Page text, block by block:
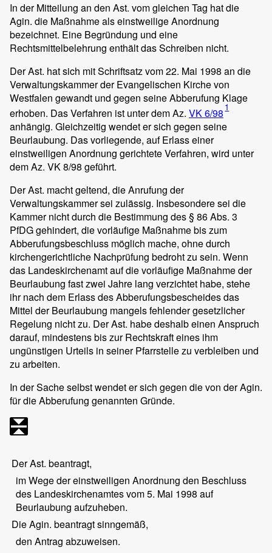
In der Mitteilung an den Ast. vom gleichen Tag hat die
Agin. die Maßnahme als einstweilige Anordnung
bezeichnet. Eine Begründung und eine
Rechtsmittelbelehrung enthält das Schreiben nicht.
Der Ast. hat sich mit Schriftsatz vom 22. Mai 1998 an die
Verwaltungskammer der Evangelischen Kirche von
Westfalen gewandt und gegen seine Abberufung Klage
erhoben. Das Verfahren ist unter dem Az. VK 6/98 1
anhängig. Gleichzeitig wendet er sich gegen seine
Beurlaubung. Das vorliegende, auf Erlass einer
einstweiligen Anordnung gerichtete Verfahren, wird unter
dem Az. VK 8/98 geführt.
Der Ast. macht geltend, die Anrufung der
Verwaltungskammer sei zulässig. Insbesondere sei die
Kammer nicht durch die Bestimmung des § 86 Abs. 3
PfDG gehindert, die vorläufige Maßnahme bis zum
Abberufungsbeschluss möglich mache, ohne durch
kirchengerichtliche Nachprüfung bedroht zu sein. Wenn
das Landeskirchenamt auf die vorläufige Maßnahme der
Beurlaubung fast zwei Jahre lang verzichtet habe, stehe
ihr nach dem Erlass des Abberufungsbescheides das
Mittel der Beurlaubung mangels fehlender gesetzlicher
Regelung nicht zu. Der Ast. habe deshalb einen Anspruch
darauf, mindestens bis zur Rechtskraft eines ihm
ungünstigen Urteils in seiner Pfarrstelle zu verbleiben und
zu arbeiten.
In der Sache selbst wendet er sich gegen die von der Agin.
für die Abberufung genannten Gründe.
Der Ast. beantragt,
im Wege der einstweiligen Anordnung den Beschluss
des Landeskirchenamtes vom 5. Mai 1998 auf
Beurlaubung aufzuheben.
Die Agin. beantragt sinngemäß,
den Antrag abzuweisen.